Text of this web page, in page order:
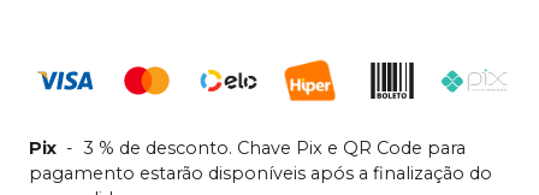
Pix - 3 % de desconto. Chave Pix e QR Code para
pagamento estarão disponíveis após a finalização do